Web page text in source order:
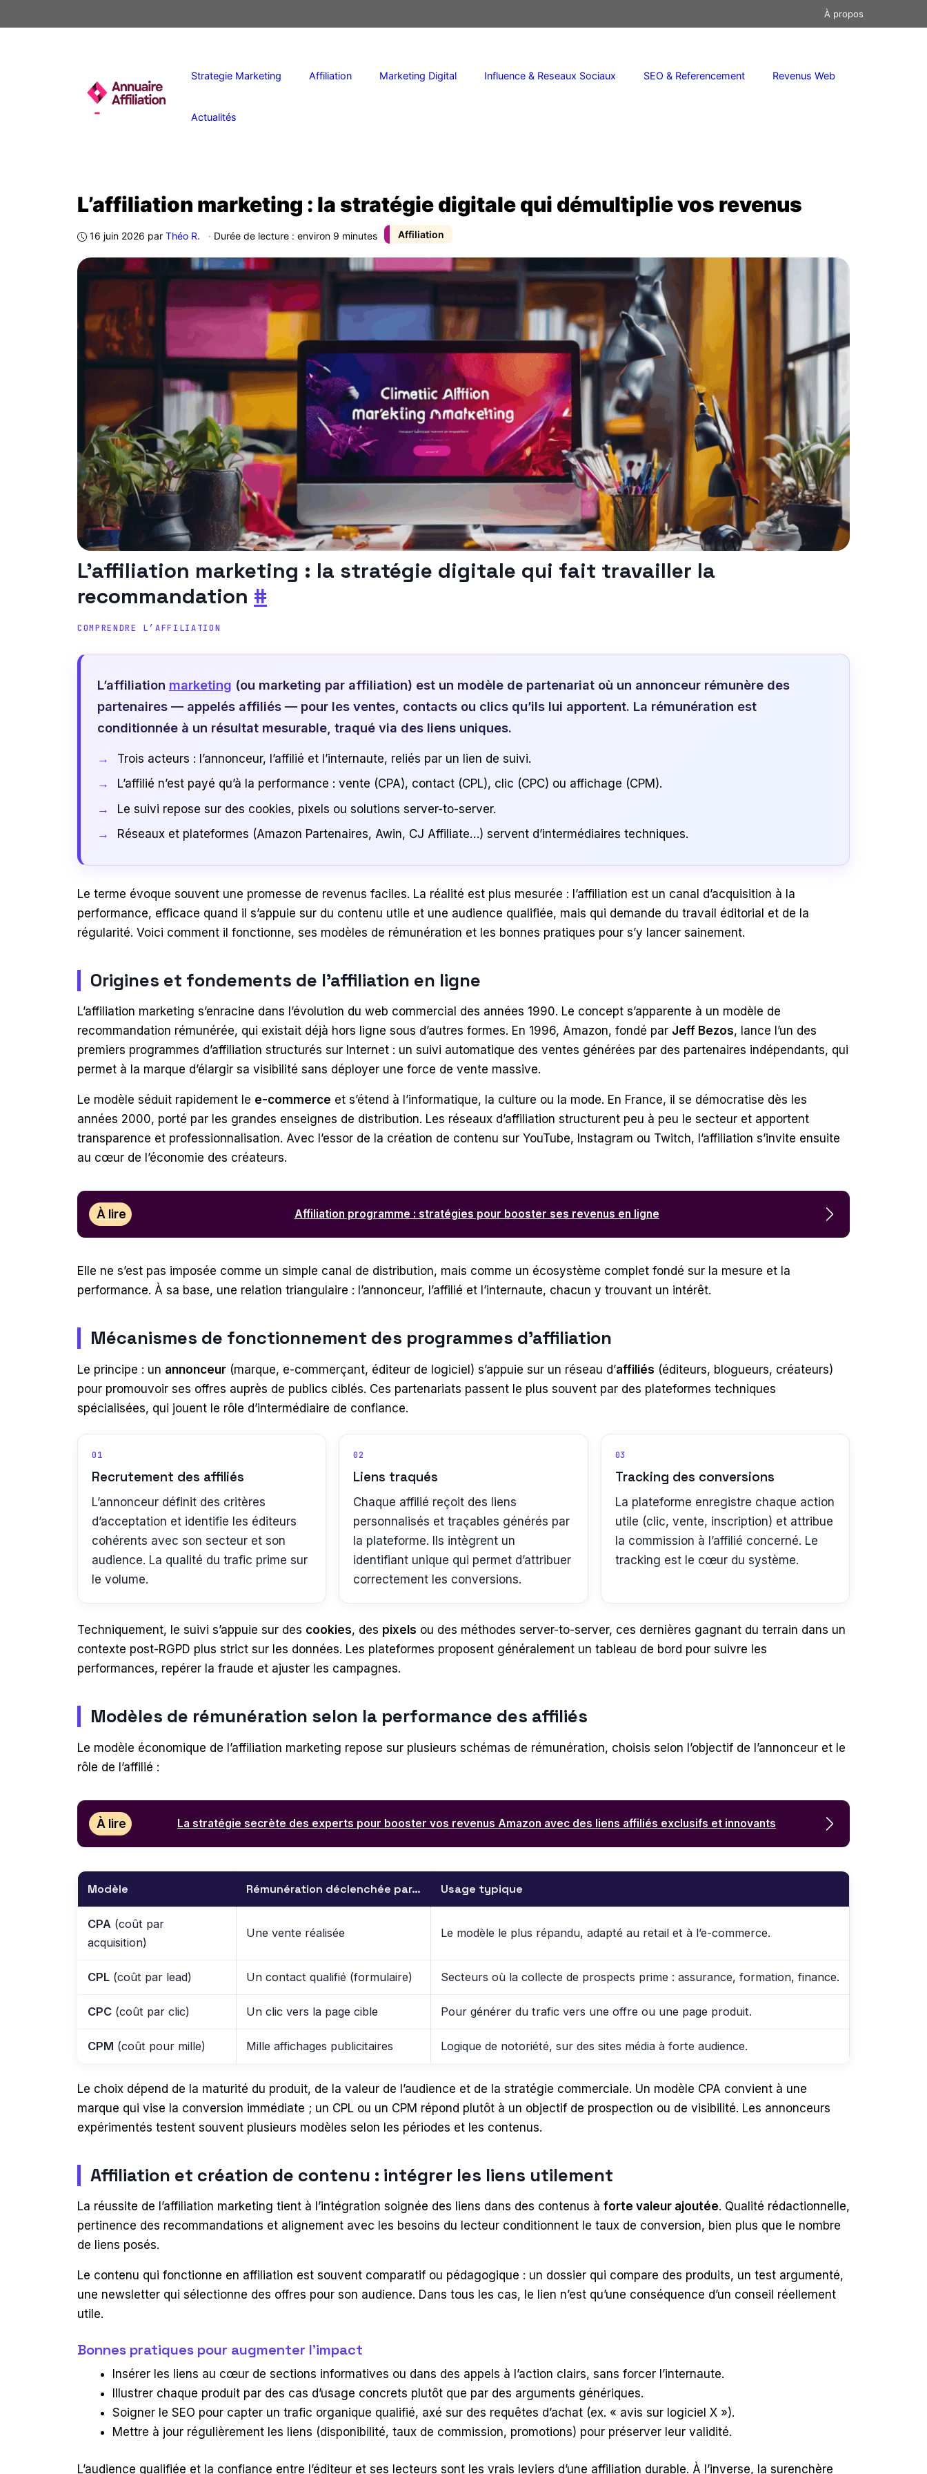
au
À propos
Strategie Marketing Affiliation Marketing Digital Influence & Reseaux Sociaux SEO & Referencement Revenus Web
Actualités
Affiliation
L’affiliation marketing : la stratégie digitale qui démultiplie vos revenus
16 juin 2026 par Théo R. · Durée de lecture : environ 9 minutes
L’affiliation marketing : la stratégie digitale qui fait travailler la
recommandation #
COMPRENDRE L’AFFILIATION
L’affiliation marketing (ou marketing par affiliation) est un modèle de partenariat où un annonceur rémunère des
partenaires — appelés affiliés — pour les ventes, contacts ou clics qu’ils lui apportent. La rémunération est
conditionnée à un résultat mesurable, traqué via des liens uniques.
Trois acteurs : l’annonceur, l’affilié et l’internaute, reliés par un lien de suivi.
L’affilié n’est payé qu’à la performance : vente (CPA), contact (CPL), clic (CPC) ou affichage (CPM).
Le suivi repose sur des cookies, pixels ou solutions server-to-server.
Réseaux et plateformes (Amazon Partenaires, Awin, CJ Affiliate…) servent d’intermédiaires techniques.
Le terme évoque souvent une promesse de revenus faciles. La réalité est plus mesurée : l’affiliation est un canal d’acquisition à la
performance, efficace quand il s’appuie sur du contenu utile et une audience qualifiée, mais qui demande du travail éditorial et de la
régularité. Voici comment il fonctionne, ses modèles de rémunération et les bonnes pratiques pour s’y lancer sainement.
Origines et fondements de l’affiliation en ligne
L’affiliation marketing s’enracine dans l’évolution du web commercial des années 1990. Le concept s’apparente à un modèle de
recommandation rémunérée, qui existait déjà hors ligne sous d’autres formes. En 1996, Amazon, fondé par Jeff Bezos, lance l’un des
premiers programmes d’affiliation structurés sur Internet : un suivi automatique des ventes générées par des partenaires indépendants, qui
permet à la marque d’élargir sa visibilité sans déployer une force de vente massive.
Le modèle séduit rapidement le e-commerce et s’étend à l’informatique, la culture ou la mode. En France, il se démocratise dès les
années 2000, porté par les grandes enseignes de distribution. Les réseaux d’affiliation structurent peu à peu le secteur et apportent
transparence et professionnalisation. Avec l’essor de la création de contenu sur YouTube, Instagram ou Twitch, l’affiliation s’invite ensuite
au cœur de l’économie des créateurs.
À lire Affiliation programme : stratégies pour booster ses revenus en ligne
Elle ne s’est pas imposée comme un simple canal de distribution, mais comme un écosystème complet fondé sur la mesure et la
performance. À sa base, une relation triangulaire : l’annonceur, l’affilié et l’internaute, chacun y trouvant un intérêt.
Mécanismes de fonctionnement des programmes d’affiliation
Le principe : un annonceur (marque, e-commerçant, éditeur de logiciel) s’appuie sur un réseau d’affiliés (éditeurs, blogueurs, créateurs)
pour promouvoir ses offres auprès de publics ciblés. Ces partenariats passent le plus souvent par des plateformes techniques
spécialisées, qui jouent le rôle d’intermédiaire de confiance.
01
Recrutement des affiliés
L’annonceur définit des critères
d’acceptation et identifie les éditeurs
cohérents avec son secteur et son
audience. La qualité du trafic prime sur
le volume.
02
Liens traqués
Chaque affilié reçoit des liens
personnalisés et traçables générés par
la plateforme. Ils intègrent un
identifiant unique qui permet d’attribuer
correctement les conversions.
03
Tracking des conversions
La plateforme enregistre chaque action
utile (clic, vente, inscription) et attribue
la commission à l’affilié concerné. Le
tracking est le cœur du système.
Techniquement, le suivi s’appuie sur des cookies, des pixels ou des méthodes server-to-server, ces dernières gagnant du terrain dans un
contexte post-RGPD plus strict sur les données. Les plateformes proposent généralement un tableau de bord pour suivre les
performances, repérer la fraude et ajuster les campagnes.
Modèles de rémunération selon la performance des affiliés
Le modèle économique de l’affiliation marketing repose sur plusieurs schémas de rémunération, choisis selon l’objectif de l’annonceur et le
rôle de l’affilié :
À lire La stratégie secrète des experts pour booster vos revenus Amazon avec des liens affiliés exclusifs et innovants
Modèle Rémunération déclenchée par… Usage typique
CPA (coût par
acquisition)
Une vente réalisée Le modèle le plus répandu, adapté au retail et à l’e-commerce.
CPL (coût par lead) Un contact qualifié (formulaire) Secteurs où la collecte de prospects prime : assurance, formation, finance.
CPC (coût par clic) Un clic vers la page cible Pour générer du trafic vers une offre ou une page produit.
CPM (coût pour mille) Mille affichages publicitaires Logique de notoriété, sur des sites média à forte audience.
Le choix dépend de la maturité du produit, de la valeur de l’audience et de la stratégie commerciale. Un modèle CPA convient à une
marque qui vise la conversion immédiate ; un CPL ou un CPM répond plutôt à un objectif de prospection ou de visibilité. Les annonceurs
expérimentés testent souvent plusieurs modèles selon les périodes et les contenus.
Affiliation et création de contenu : intégrer les liens utilement
La réussite de l’affiliation marketing tient à l’intégration soignée des liens dans des contenus à forte valeur ajoutée. Qualité rédactionnelle,
pertinence des recommandations et alignement avec les besoins du lecteur conditionnent le taux de conversion, bien plus que le nombre
de liens posés.
Le contenu qui fonctionne en affiliation est souvent comparatif ou pédagogique : un dossier qui compare des produits, un test argumenté,
une newsletter qui sélectionne des offres pour son audience. Dans tous les cas, le lien n’est qu’une conséquence d’un conseil réellement
utile.
Bonnes pratiques pour augmenter l’impact
Insérer les liens au cœur de sections informatives ou dans des appels à l’action clairs, sans forcer l’internaute.
Illustrer chaque produit par des cas d’usage concrets plutôt que par des arguments génériques.
Soigner le SEO pour capter un trafic organique qualifié, axé sur des requêtes d’achat (ex. « avis sur logiciel X »).
Mettre à jour régulièrement les liens (disponibilité, taux de commission, promotions) pour préserver leur validité.
L’audience qualifiée et la confiance entre l’éditeur et ses lecteurs sont les vrais leviers d’une affiliation durable. À l’inverse, la surenchère